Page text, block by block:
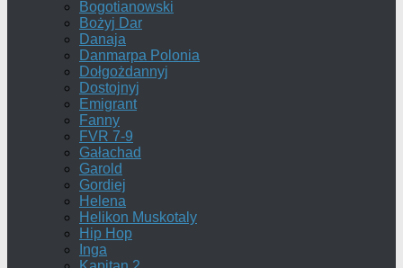
Bogotianowski
Bożyj Dar
Danaja
Danmarpa Polonia
Dołgożdannyj
Dostojnyj
Emigrant
Fanny
FVR 7-9
Gałachad
Garold
Gordiej
Helena
Helikon Muskotaly
Hip Hop
Inga